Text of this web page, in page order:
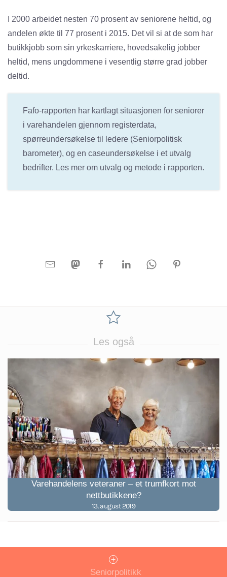
I 2000 arbeidet nesten 70 prosent av seniorene heltid, og
andelen økte til 77 prosent i 2015. Det vil si at de som har
butikkjobb som sin yrkeskarriere, hovedsakelig jobber
heltid, mens ungdommene i vesentlig større grad jobber
deltid.
Fafo-rapporten har kartlagt situasjonen for seniorer
i varehandelen gjennom registerdata,
spørreundersøkelse til ledere (Seniorpolitisk
barometer), og en caseundersøkelse i et utvalg
bedrifter. Les mer om utvalg og metode i rapporten.
Les også
Varehandelens veteraner – et trumfkort mot
nettbutikkene?
13. august 2019
Seniorpolitikk